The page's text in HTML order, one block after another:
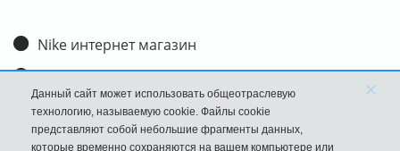
Nike интернет магазин
Доставка и оплата
Обмен и возврат
Размеры
Данный сайт может использовать общеотраслевую
технологию, называемую cookie. Файлы cookie
представляют собой небольшие фрагменты данных,
которые временно сохраняются на вашем компьютере или
×